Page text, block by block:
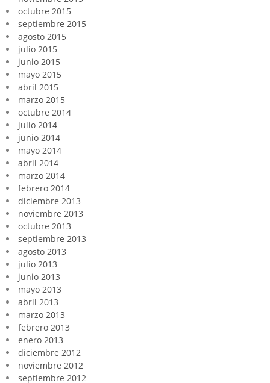
octubre 2015
septiembre 2015
agosto 2015
julio 2015
junio 2015
mayo 2015
abril 2015
marzo 2015
octubre 2014
julio 2014
junio 2014
mayo 2014
abril 2014
marzo 2014
febrero 2014
diciembre 2013
noviembre 2013
octubre 2013
septiembre 2013
agosto 2013
julio 2013
junio 2013
mayo 2013
abril 2013
marzo 2013
febrero 2013
enero 2013
diciembre 2012
noviembre 2012
septiembre 2012